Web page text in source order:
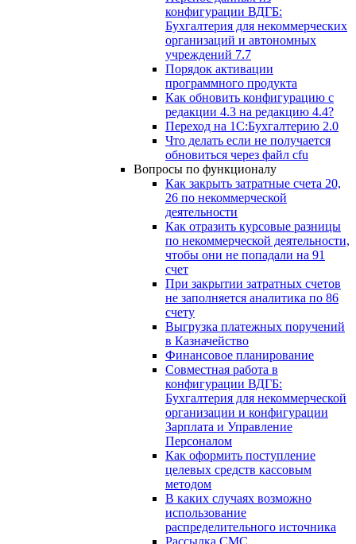
конфигурации ВДГБ:
Бухгалтерия для некоммерческих
организаций и автономных
учреждений 7.7
Порядок активации
программного продукта
Как обновить конфигурацию с
редакции 4.3 на редакцию 4.4?
Переход на 1С:Бухгалтерию 2.0
Что делать если не получается
обновиться через файл cfu
Вопросы по функционалу
Как закрыть затратные счета 20,
26 по некоммерческой
деятельности
Как отразить курсовые разницы
по некоммерческой деятельности,
чтобы они не попадали на 91
счет
При закрытии затратных счетов
не заполняется аналитика по 86
счету
Выгрузка платежных поручений
в Казначейство
Финансовое планирование
Совместная работа в
конфигурации ВДГБ:
Бухгалтерия для некоммерческой
организации и конфигурации
Зарплата и Управление
Персоналом
Как оформить поступление
целевых средств кассовым
методом
В каких случаях возможно
использование
распределительного источника
Рассылка СМС